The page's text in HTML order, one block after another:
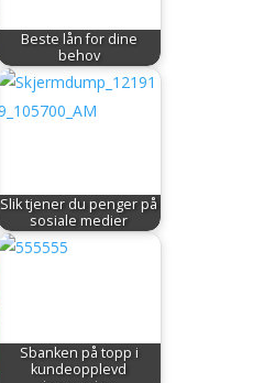
Beste lån for dine
behov
Slik tjener du penger på
sosiale medier
Sbanken på topp i
kundeopplevd